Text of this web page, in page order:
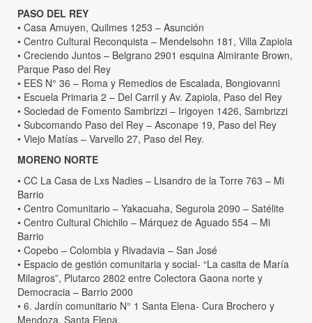
PASO DEL REY
• Casa Amuyen, Quilmes 1253 – Asunción
• Centro Cultural Reconquista – Mendelsohn 181, Villa Zapiola
• Creciendo Juntos – Belgrano 2901 esquina Almirante Brown,
Parque Paso del Rey
• EES N° 36 – Roma y Remedios de Escalada, Bongiovanni
• Escuela Primaria 2 – Del Carril y Av. Zapiola, Paso del Rey
• Sociedad de Fomento Sambrizzi – Irigoyen 1426, Sambrizzi
• Subcomando Paso del Rey – Asconape 19, Paso del Rey
• Viejo Matías – Varvello 27, Paso del Rey.
MORENO NORTE
• CC La Casa de Lxs Nadies – Lisandro de la Torre 763 – Mi
Barrio
• Centro Comunitario – Yakacuaha, Segurola 2090 – Satélite
• Centro Cultural Chichilo – Márquez de Aguado 554 – Mi
Barrio
• Copebo – Colombia y Rivadavia – San José
• Espacio de gestión comunitaria y social- “La casita de María
Milagros”, Plutarco 2802 entre Colectora Gaona norte y
Democracia – Barrio 2000
• 6. Jardín comunitario N° 1 Santa Elena- Cura Brochero y
Mendoza, Santa Elena.